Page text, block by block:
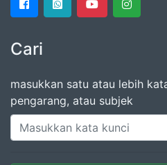
Cari
masukkan satu atau lebih
pengarang, atau subjek